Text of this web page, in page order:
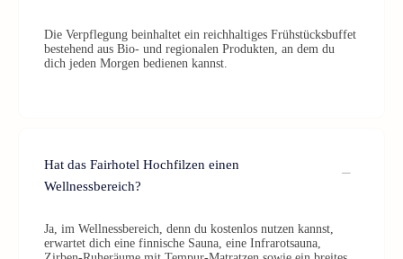
Die Verpflegung beinhaltet ein reichhaltiges Frühstücksbuffet
bestehend aus Bio- und regionalen Produkten, an dem du
dich jeden Morgen bedienen kannst.
Hat das Fairhotel Hochfilzen einen
Wellnessbereich?
Ja, im Wellnessbereich, denn du kostenlos nutzen kannst,
erwartet dich eine finnische Sauna, eine Infrarotsauna,